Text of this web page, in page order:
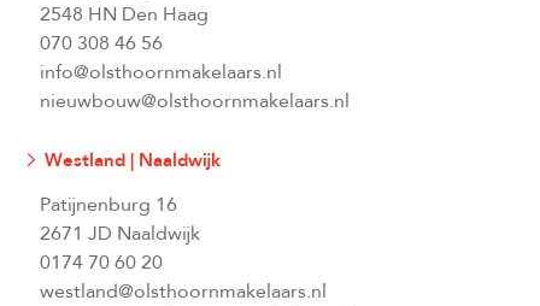
2548 HN Den Haag
070 308 46 56
info@olsthoornmakelaars.nl
nieuwbouw@olsthoornmakelaars.nl
Westland | Naaldwijk
Patijnenburg 16
2671 JD Naaldwijk
0174 70 60 20
westland@olsthoornmakelaars.nl